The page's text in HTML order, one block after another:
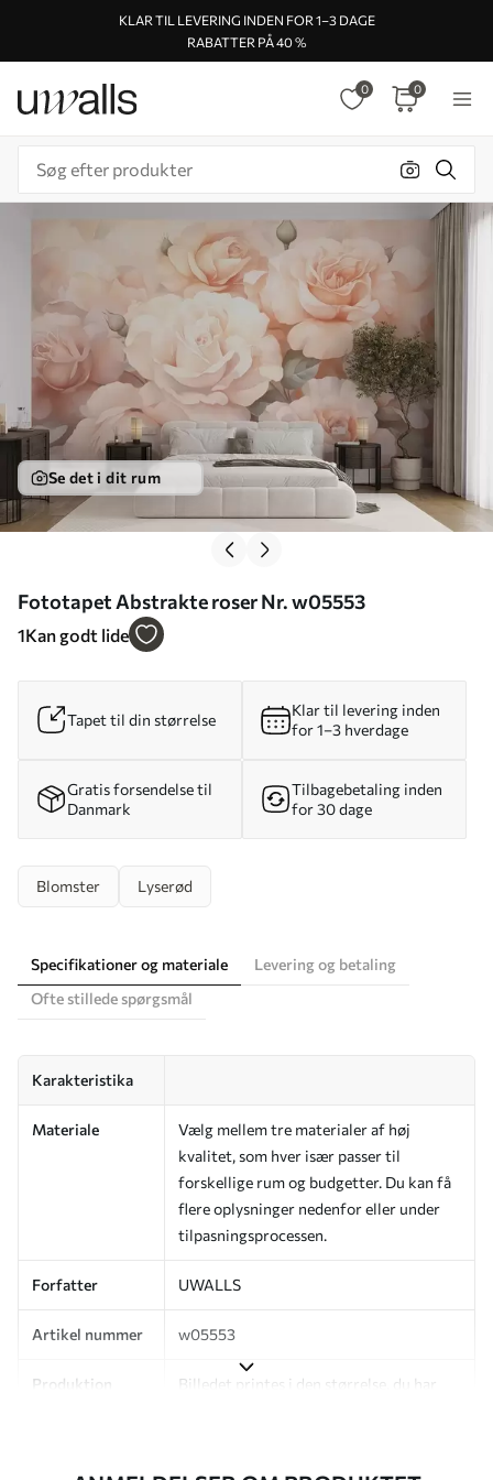
KLAR TIL LEVERING INDEN FOR 1–3 DAGE
RABATTER PÅ 40 %
0 0
Se det i dit rum
Fototapet Abstrakte roser Nr. w05553
1Kan godt lide
Tapet til din størrelse
Klar til levering inden
for 1–3 hverdage
Gratis forsendelse til
Danmark
Tilbagebetaling inden
for 30 dage
Blomster Lyserød
Specifikationer og materiale
Levering og betaling
Ofte stillede spørgsmål
Karakteristika
Materiale
Vælg mellem tre materialer af høj
kvalitet, som hver især passer til
forskellige rum og budgetter. Du kan få
flere oplysninger nedenfor eller under
tilpasningsprocessen.
Forfatter UWALLS
Artikel nummer w05553
Produktion
Billedet printes i den størrelse, du har